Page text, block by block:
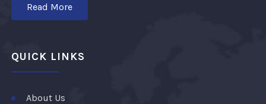
Read More
QUICK LINKS
About Us